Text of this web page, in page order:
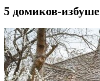
5 домиков-